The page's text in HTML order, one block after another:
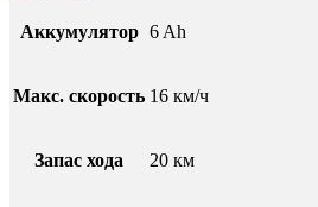
Аккумулятор 6 Ah
Макс. скорость 16 км/ч
Запас хода 20 км